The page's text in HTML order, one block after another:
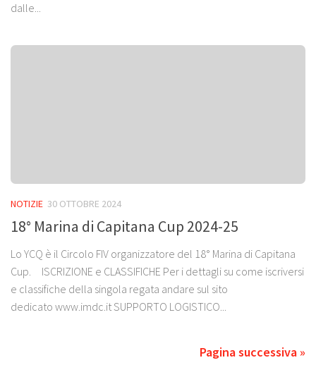
dalle...
NOTIZIE 30 OTTOBRE 2024
18° Marina di Capitana Cup 2024-25
Lo YCQ è il Circolo FIV organizzatore del 18° Marina di Capitana
Cup. ISCRIZIONE e CLASSIFICHE Per i dettagli su come iscriversi
e classifiche della singola regata andare sul sito
dedicato www.imdc.it SUPPORTO LOGISTICO...
Pagina successiva »